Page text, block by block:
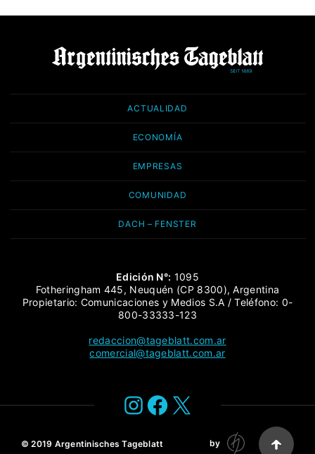
ACTUALIDAD
ECONOMÍA
EMPRESAS
COMUNIDAD
DACH – FENSTER
Edición N°: 1095
Fotheringham 445, Neuquén (CP 8300), Argentina
Propietario: Comunicaciones y Medios S.A / Teléfono: 0-
800-33333-123
redaccion@tageblatt.com.ar
comercial@tageblatt.com.ar
Instagram
Facebook
X
© 2019 Argentinisches Tageblatt by